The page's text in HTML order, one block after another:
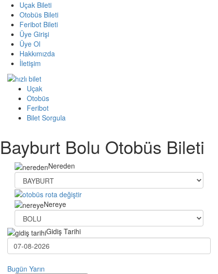
Uçak Bileti
Otobüs Bileti
Feribot Bileti
Üye Girişi
Üye Ol
Hakkımızda
İletişim
Uçak
Otobüs
Feribot
Bilet Sorgula
Bayburt Bolu Otobüs Bileti
Nereden
Nereye
Gidiş Tarihi
Bugün Yarın